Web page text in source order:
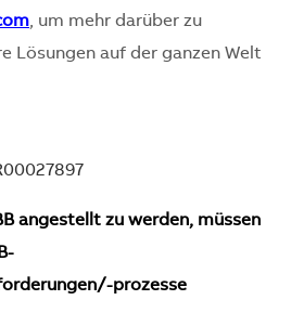
, um mehr darüber zu
Lösungen auf der ganzen Welt
angestellt zu werden, müssen
prozesse